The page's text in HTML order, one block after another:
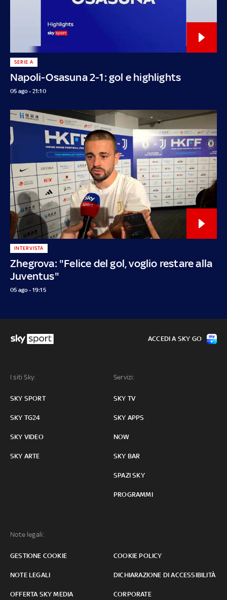
Napoli-Osasuna 2-1: gol e highlights
SERIE A
05 ago - 21:10
Zhegrova: "Felice del gol, voglio restare alla
Juventus"
INTERVISTA
05 ago - 19:15
I siti Sky:
SKY SPORT
SKY TG24
SKY VIDEO
SKY ARTE
Servizi:
SKY TV
SKY APPS
NOW
SKY BAR
SPAZI SKY
PROGRAMMI
Note legali:
GESTIONE COOKIE COOKIE POLICY
NOTE LEGALI DICHIARAZIONE DI ACCESSIBILITÀ
OFFERTA SKY MEDIA CORPORATE
ACCEDI A SKY GO